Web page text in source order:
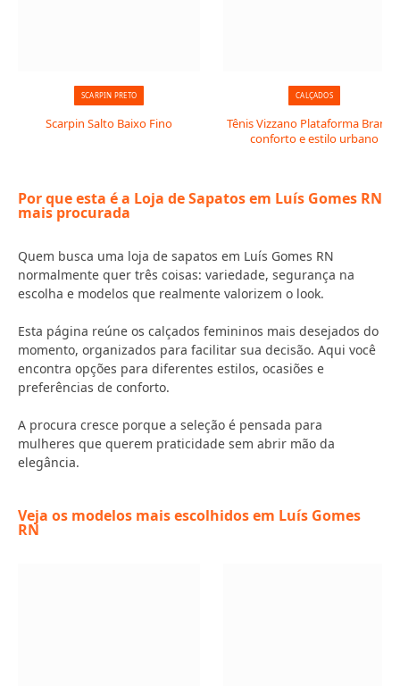
SCARPIN PRETO
Scarpin Salto Baixo Fino
CALÇADOS
Tênis Vizzano Plataforma
conforto e estilo urbano
Por que esta é a Loja de Sapatos em Luís Gomes RN
mais procurada
Quem busca uma loja de sapatos em Luís Gomes RN
normalmente quer três coisas: variedade, segurança na
escolha e modelos que realmente valorizem o look.
Esta página reúne os calçados femininos mais desejados do
momento, organizados para facilitar sua decisão. Aqui você
encontra opções para diferentes estilos, ocasiões e
preferências de conforto.
A procura cresce porque a seleção é pensada para
mulheres que querem praticidade sem abrir mão da
elegância.
Veja os modelos mais escolhidos em Luís Gomes
RN